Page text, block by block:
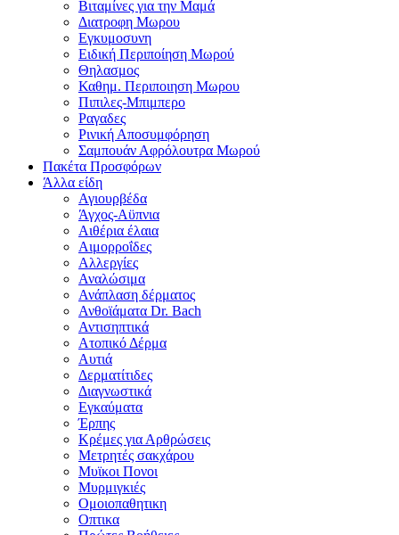
Βιταμίνες για την Μαμά
Διατροφη Μωρου
Εγκυμοσυνη
Ειδική Περιποίηση Μωρού
Θηλασμος
Καθημ. Περιποιηση Μωρου
Πιπιλες-Μπιμπερο
Ραγαδες
Ρινική Αποσυμφόρηση
Σαμπουάν Αφρόλουτρα Μωρού
Πακέτα Προσφόρων
Άλλα είδη
Αγιουρβέδα
Άγχος-Αϋπνια
Αιθέρια έλαια
Αιμορροΐδες
Αλλεργίες
Αναλώσιμα
Ανάπλαση δέρματος
Ανθοϊάματα Dr. Bach
Αντισηπτικά
Ατοπικό Δέρμα
Αυτιά
Δερματίτιδες
Διαγνωστικά
Εγκαύματα
Έρπης
Κρέμες για Αρθρώσεις
Μετρητές σακχάρου
Μυϊκοι Πονοι
Μυρμιγκιές
Ομοιοπαθητικη
Οπτικα